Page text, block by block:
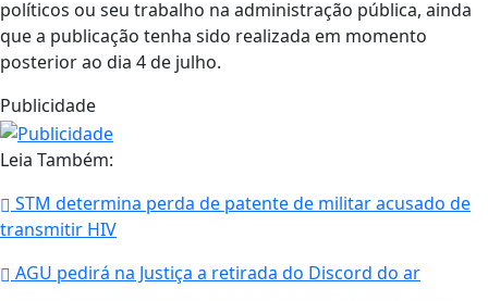
políticos ou seu trabalho na administração pública, ainda
que a publicação tenha sido realizada em momento
posterior ao dia 4 de julho.
Publicidade
Leia Também:
STM determina perda de patente de militar acusado de
transmitir HIV
AGU pedirá na Justiça a retirada do Discord do ar